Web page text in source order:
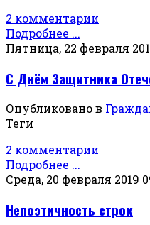
2 комментарии
Подробнее ...
Пятница, 22 февраля
С Днём Защитника
Опубликовано в
Теги
2 комментарии
Подробнее ...
Среда, 20 февраля 2019
Непоэтичность строк